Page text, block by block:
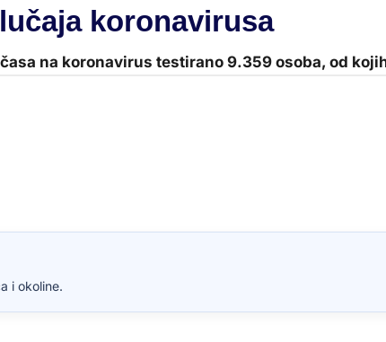
koronavirusa
na koronavirus testirano 9.359 osoba, od
i okoline.